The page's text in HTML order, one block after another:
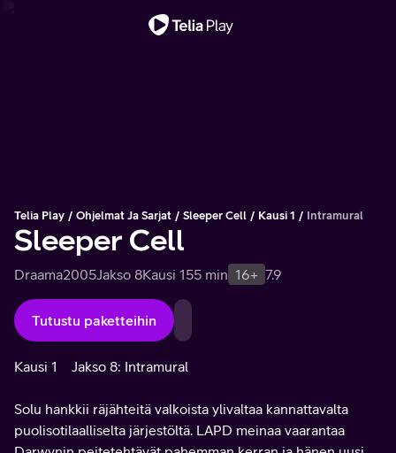
Telia Play Ohjelmat Ja Sarjat Sleeper Cell Kausi 1 Intramural
Sleeper Cell
Draama2005Jakso 8Kausi 155 min 16+ 7.9
Tutustu paketteihin
Kausi 1 Jakso 8: Intramural
Solu hankkii räjähteitä valkoista ylivaltaa kannattavalta
puolisotilaalliselta järjestöltä. LAPD meinaa vaarantaa